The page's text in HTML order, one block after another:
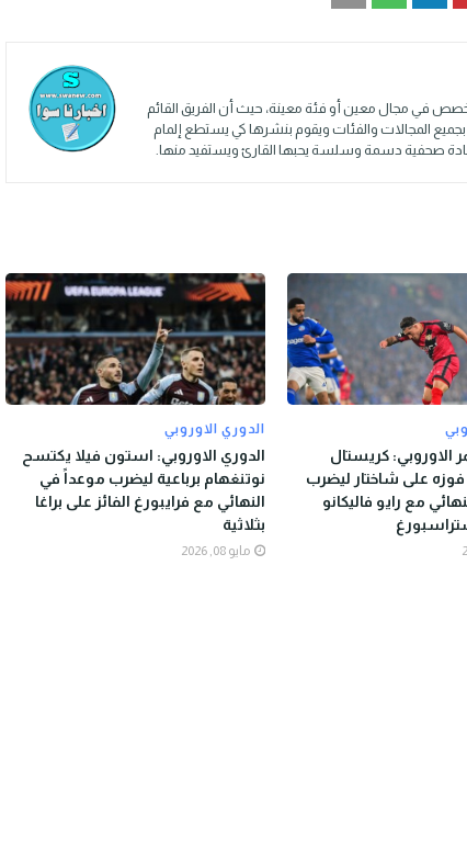
في مجال معين أو فئة معينة، حيث أن الفريق القائم
المجالات والفئات ويقوم بنشرها كي يستطع إلمام
مادة صحفية دسمة وسلسة يحبها القارئ ويستفيد منها.
الاوروبي: كريستال
على شاختار ليضرب
مع رايو فاليكانو
الدوري الاوروبي
الدوري الاوروبي: استون فيلا يكتسح
نوتنغهام برباعية ليضرب موعداً في
النهائي مع فرايبورغ الفائز على براغا
بثلاثية
مايو 08, 2026